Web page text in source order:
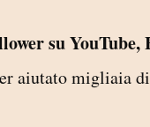
su YouTube,
aiutato migliaia